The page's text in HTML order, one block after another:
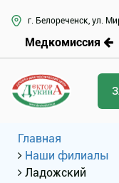
г. Белореченск, ул.
Медкомиссия
Главная
Наши филиалы
Ладожский